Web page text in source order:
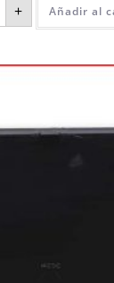
+ Añadir al